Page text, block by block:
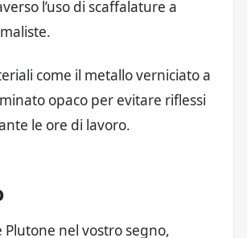
l’uso di scaffalature a
come il metallo verniciato a
opaco per evitare riflessi
le ore di lavoro.
Plutone nel vostro segno,